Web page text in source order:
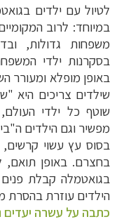
לטיול עם ילדים
במיוחד: לרוב
משפחות גדולות,
בסקרנות ילדי
באופן מופלא ומעורר
שילדים צריכים היא
שוטף כל ילדי
מפשיר וגם הילדים
בסוס עץ עשוי קרשים,
בחצרם. באופן תואם,
בגואטמלה קבלת
הילדים עוזרת בהסרת
כתבה על עשרה יעדים